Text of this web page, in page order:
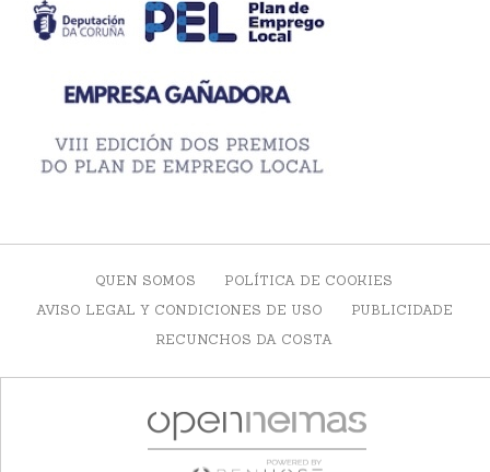
QUEN SOMOS
POLÍTICA DE COOKIES
AVISO LEGAL Y CONDICIONES DE USO
PUBLICIDADE
RECUNCHOS DA COSTA